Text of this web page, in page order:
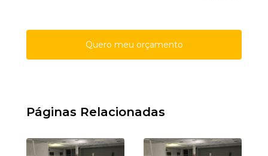
Quero meu orçamento
Páginas Relacionadas